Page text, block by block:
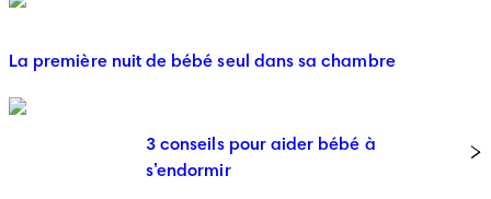
La première nuit de bébé seul dans sa chambre
3 conseils pour aider bébé à
s’endormir